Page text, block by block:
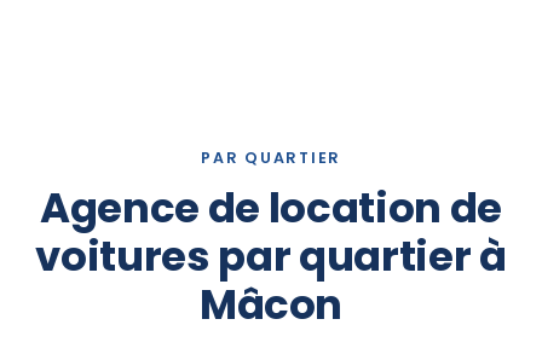
PAR QUARTIER
Agence de location de
voitures par quartier à
Mâcon